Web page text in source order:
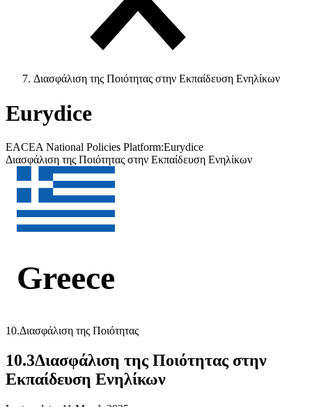
Διασφάλιση της Ποιότητας στην Εκπαίδευση Ενηλίκων
Eurydice
EACEA National Policies Platform:Eurydice
Διασφάλιση της Ποιότητας στην Εκπαίδευση Ενηλίκων
Greece
10.Διασφάλιση της Ποιότητας
10.3Διασφάλιση της Ποιότητας στην
Εκπαίδευση Ενηλίκων